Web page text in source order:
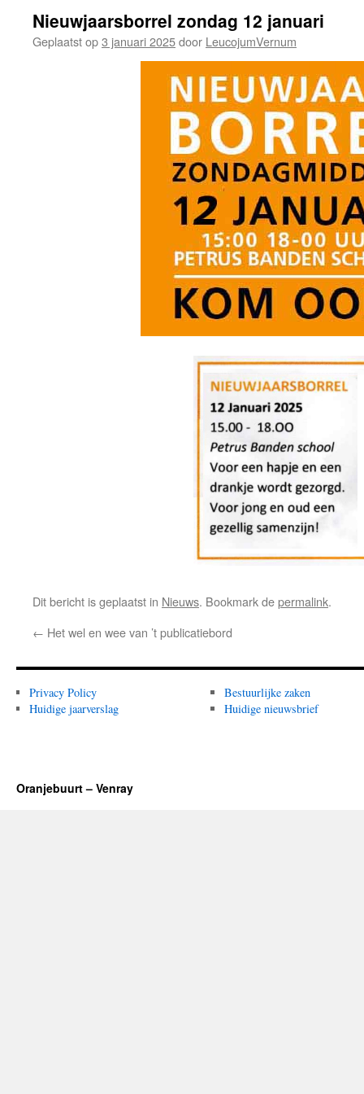
Nieuwjaarsborrel zondag 12 januari
Geplaatst op3 januari 2025door LeucojumVernum
Dit bericht is geplaatst in Nieuws. Bookmark depermalink.
← Het wel en wee van ’t publicatiebord
Privacy Policy
Huidige jaarverslag
Bestuurlijke zaken
Huidige nieuwsbrief
Oranjebuurt – Venray